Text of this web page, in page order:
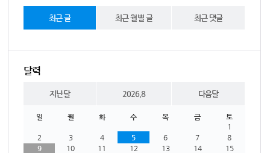
최근 글 최근 월별 글 최근 댓글
달력
지난달 2026.8 다음달
일 월 화 수 목 금
토
1
2
3 4 5 6 7
8
9
10 11 12 13 14
15